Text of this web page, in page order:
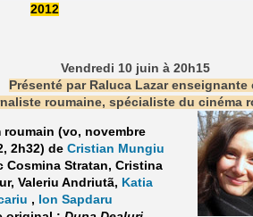
2012
Vendredi 10 juin à 20h15
Présenté par Raluca Lazar enseignante
roumaine, spécialiste du cinéma
roumain (vo, novembre
2h32) de Cristian Mungiu
Cosmina Stratan, Cristina
Valeriu Andriutã, Katia
, Ion Sapdaru